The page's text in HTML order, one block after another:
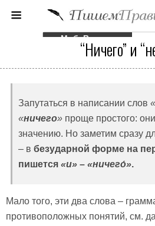
Моб. Версия
“Ничего” и
Запутаться в написании слов «
«ничего» проще простого:
значению. Но заметим сразу
– в безударной форме на
пишется «и» – «ничего́».
Мало того, эти два слова –
противоположных понятий, см.